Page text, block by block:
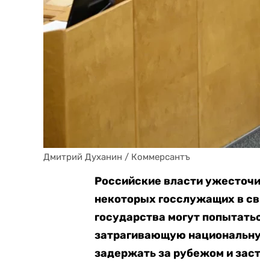
Дмитрий Духанин / Коммерсантъ
Российские власти
некоторых госслужащих в
государства могут
затрагивающую
задержать за рубежом и